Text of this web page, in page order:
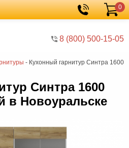
8 (800) 500-15-05
Корзина
0
- Кухонный гарнитур Синтра 1600
Синтра 1600
в Новоуральске